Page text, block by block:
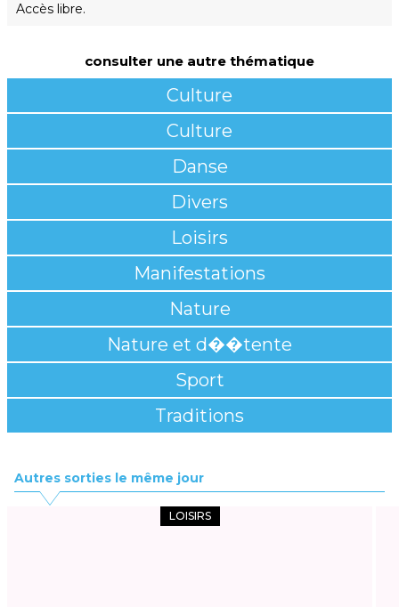
Accès libre.
consulter une autre thématique
Culture
Culture
Danse
Divers
Loisirs
Manifestations
Nature
Nature et d��tente
Sport
Traditions
Autres sorties le même jour
LOISIRS